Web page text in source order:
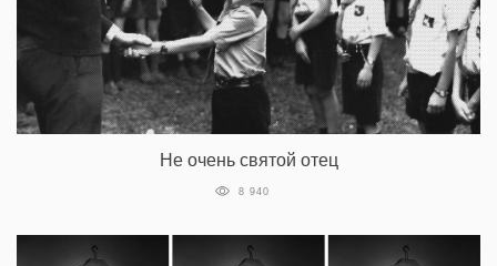
Не очень святой отец
8 940